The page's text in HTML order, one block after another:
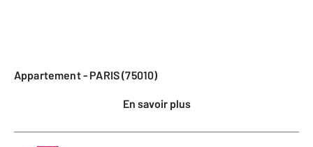
Appartement - PARIS (75010)
En savoir plus